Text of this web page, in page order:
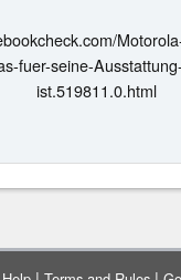
fuer-seine-
ist.519811.0.html